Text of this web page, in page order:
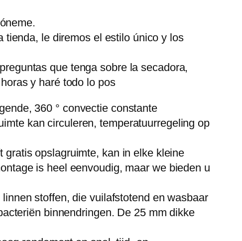
tienda, le diremos el estilo único y los
que tenga sobre la secadora,
y haré todo lo pos
360 ° convectie constante
kan circuleren, temperatuurregeling op
gratis opslagruimte, kan in elke kleine
is heel eenvoudig, maar we bieden u
stoffen, die vuilafstotend en wasbaar
binnendringen. De 25 mm dikke